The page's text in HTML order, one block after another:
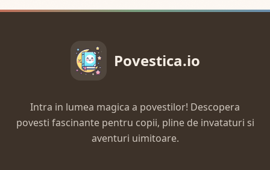
Povestica.io
Intra in lumea magica a povestilor! Descopera
povesti fascinante pentru copii, pline de invataturi si
aventuri uimitoare.